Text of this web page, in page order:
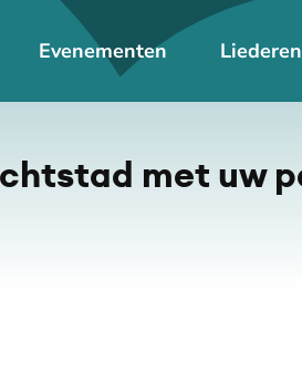
Evenementen Liederen
met uw